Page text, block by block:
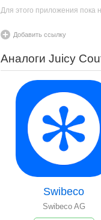
Для этого приложения пока
Добавить ссылку
Аналоги Juicy
Swibeco
Swibeco AG